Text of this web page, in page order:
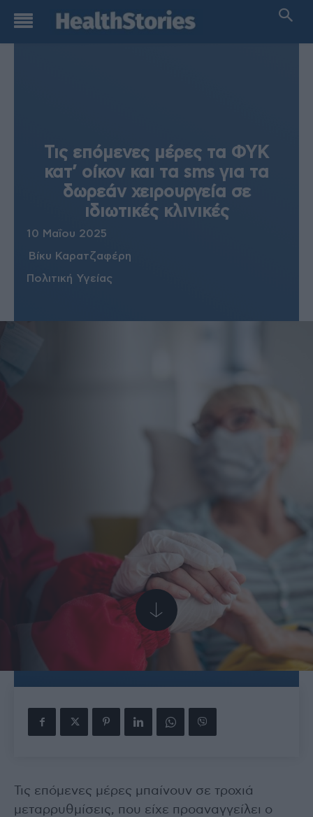
Τις επόμενες μέρες τα ΦΥΚ
κατ’ οίκον και τα sms για τα
δωρεάν χειρουργεία σε
ιδιωτικές κλινικές
10 Μαΐου 2025
Βίκυ Καρατζαφέρη
Πολιτική Υγείας
Τις επόμενες μέρες μπαίνουν σε τροχιά
μεταρρυθμίσεις, που είχε προαναγγείλει ο